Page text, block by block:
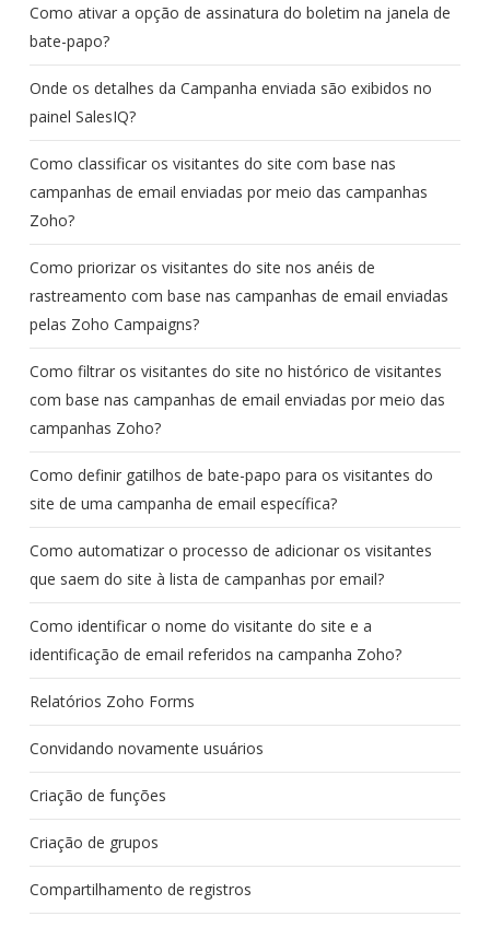
Como ativar a opção de assinatura do boletim na janela de
bate-papo?
Onde os detalhes da Campanha enviada são exibidos no
painel SalesIQ?
Como classificar os visitantes do site com base nas
campanhas de email enviadas por meio das campanhas
Zoho?
Como priorizar os visitantes do site nos anéis de
rastreamento com base nas campanhas de email enviadas
pelas Zoho Campaigns?
Como filtrar os visitantes do site no histórico de visitantes
com base nas campanhas de email enviadas por meio das
campanhas Zoho?
Como definir gatilhos de bate-papo para os visitantes do
site de uma campanha de email específica?
Como automatizar o processo de adicionar os visitantes
que saem do site à lista de campanhas por email?
Como identificar o nome do visitante do site e a
identificação de email referidos na campanha Zoho?
Relatórios Zoho Forms
Convidando novamente usuários
Criação de funções
Criação de grupos
Compartilhamento de registros